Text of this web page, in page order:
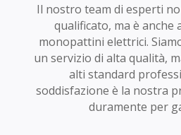
Il nostro team di esperti
qualificato, ma è anche
monopattini elettrici.
un servizio di alta qualità,
alti standard
soddisfazione è la nostra
duramente per